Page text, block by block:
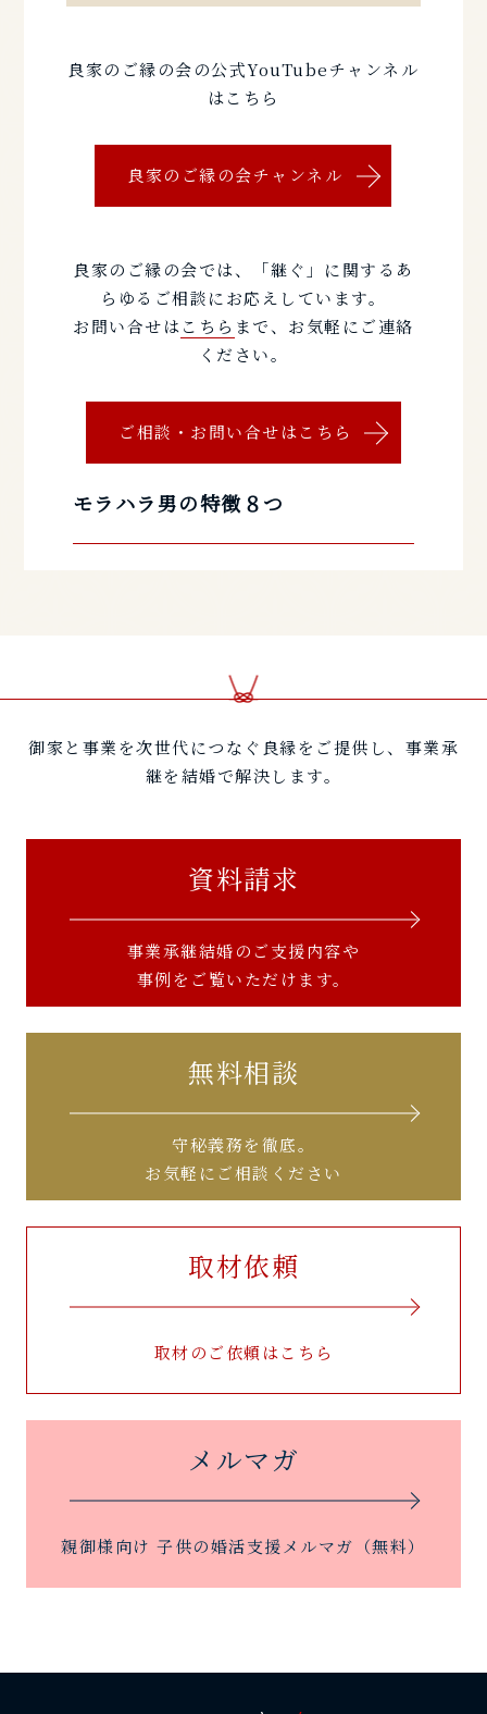
モラハラ男の特徴８つ
良家のご縁の会の公式YouTubeチャンネル
はこちら
良家のご縁の会チャンネル
良家のご縁の会では、「継ぐ」に関するあ
らゆるご相談にお応えしています。
お問い合せはこちら まで、お気軽にご連絡
ください。
ご相談・お問い合せはこちら
御家と事業を次世代につなぐ良縁をご提供し、事業承
継を結婚で解決します。
資料請求
事業承継結婚のご支援内容や
事例をご覧いただけます。
無料相談
守秘義務を徹底。
お気軽にご相談ください
取材依頼
取材のご依頼はこちら
メルマガ
親御様向け 子供の婚活支援メルマガ（無料）